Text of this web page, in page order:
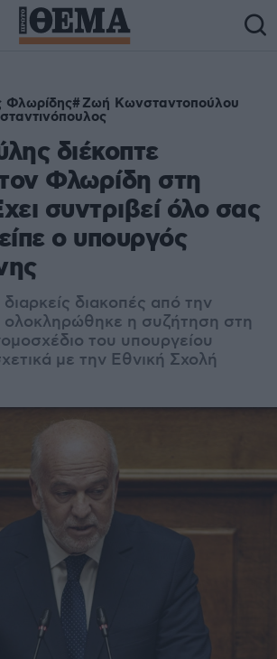
Φλωρίδης Ζωή Κωνσταντοπούλου
διέκοπτε
Φλωρίδη στη
συντριβεί όλο σας
ο υπουργός
διακοπές από την
ολοκληρώθηκε η συζήτηση στη
του υπουργείου
με την Εθνική Σχολή